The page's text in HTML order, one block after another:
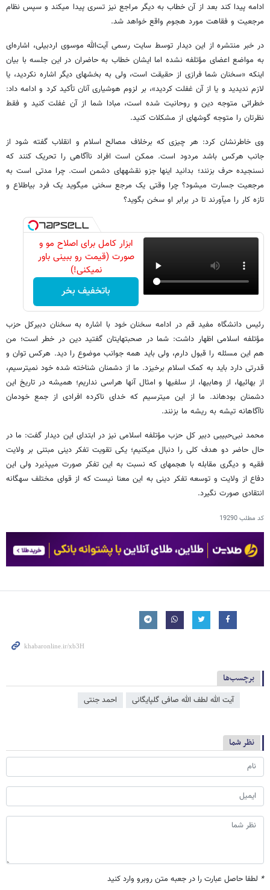
ادامه پیدا کند بعد از آن خطاب به دیگر مراجع نیز تسری پیدا می‎کند و سپس نظام
مرجعیت و فقاهت مورد هجوم واقع خواهد شد.
در خبر منتشره از این دیدار توسط سایت رسمی آیت‌الله موسوی اردبیلی، اشاره‌ای
به مواضع اعضای مؤتلفه نشده اما ایشان خطاب به حاضران در این جلسه با بیان
اینکه «سخنان شما فرازی از حقیقت است، ولی به بخش‎های دیگر اشاره نکردید، یا
لازم ندیدید و یا از آن غفلت کردید»، بر لزوم هوشیاری آنان تأکید کرد و ادامه داد:
خطراتی متوجه دین و روحانیت شده است، مبادا شما از آن غفلت کنید و فقط
نظرتان را متوجه گوشه‎ای از مشکلات کنید.
وی خاطرنشان کرد: هر چیزی که بر‌خلاف مصالح اسلام و انقلاب گفته شود از
جانب هرکس باشد مردود است. ممکن است افراد ناآگاهی را تحریک کنند که
نسنجیده حرف بزنند؛ بدانید اینها جزو نقشه‎های دشمن است. چرا مدتی است به
مرجعیت جسارت می‎شود؟ چرا وقتی یک مرجع سخنی می‎گوید یک فرد بی‎اطلاع و
تازه کار را می‎آورند تا در برابر او سخن بگوید؟
ابزار کامل برای اصلاح مو و
صورت (قیمت رو ببینی باور
نمیکنی!)
باتخفیف بخر
رئیس دانشگاه مفید قم در ادامه سخنان خود با اشاره به سخنان دبیر‌کل حزب
مؤتلفه اسلامی اظهار داشت: شما در صحبت‎هایتان گفتید دین در خطر است؛ من
هم این مسئله را قبول دارم، ولی باید همه جوانب موضوع را دید. هرکس توان و
قدرتی دارد باید به کمک اسلام برخیزد. ما از دشمنان شناخته شده خود نمی‎ترسیم،
از بهائی‎ها، از وهابی‎ها، از سلفی‎ها و امثال آنها هراسی نداریم؛ همیشه در تاریخ این
دشمنان بوده‎اند. ما از این می‎ترسیم که خدای ناکرده افرادی از جمع خودمان
ناآگاهانه تیشه به ریشه ما بزنند.
محمد نبی‌حبیبی دبیر کل حزب مؤتلفه اسلامی ‎نیز در ابتدای این دیدار گفت: ما در
حال حاضر دو هدف کلی را دنبال می‎کنیم؛ یکی تقویت تفکر دینی مبتنی بر ولایت
فقیه و دیگری مقابله با هجمه‎ای که نسبت به این تفکر صورت می‎پذیرد ولی این
دفاع از ولایت و توسعه تفکر دینی به این معنا نیست که از قوای مختلف سه‎گانه
انتقادی صورت نگیرد.
کد مطلب19290
برچسب‌ها
آیت الله لطف الله صافی گلپایگانی احمد جنتی
نظر شما
* لطفا حاصل عبارت را در جعبه متن روبرو وارد کنید